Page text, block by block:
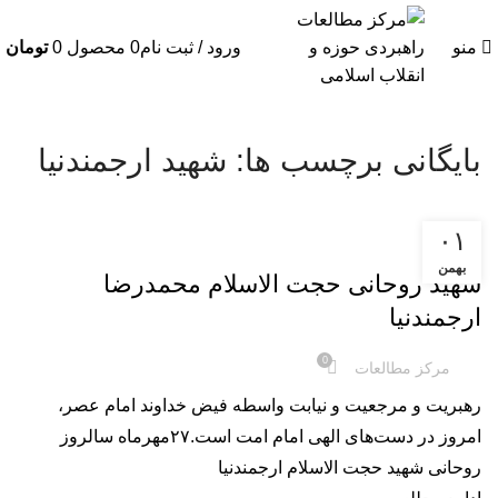
منو ورود / ثبت نام0 محصول 0 تومان
بایگانی برچسب ها: شهید ارجمندنیا
۰۱
بهمن
کلیپ
شهید روحانی حجت الاسلام محمدرضا
ارجمند‌نیا
مرکز مطالعات 0
رهبریت و مرجعیت و نیابت واسطه فیض خداوند امام عصر،
امروز در دست‌های الهی امام امت است.۲۷مهرماه سالروز
روحانی شهید حجت الاسلام ارجمند‌نیا